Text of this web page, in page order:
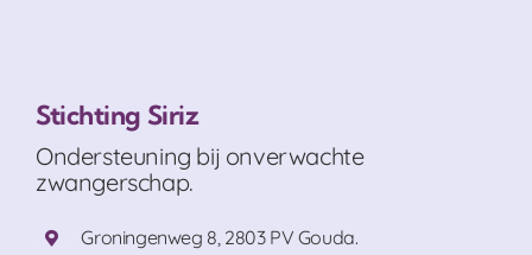
Stichting Siriz
Ondersteuning bij onverwachte
zwangerschap.
Groningenweg 8, 2803 PV Gouda.